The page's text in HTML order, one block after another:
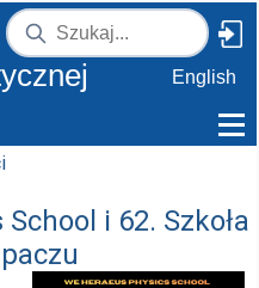
English
i 62. Szkoła